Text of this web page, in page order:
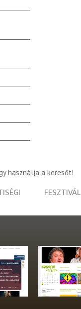
használja a keresőt!
FESZTIVÁL